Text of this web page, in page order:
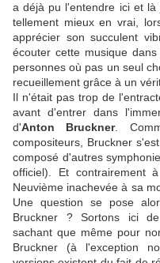
a déjà pu l'entendre ici et
tellement mieux en vrai,
apprécier son succulent
écouter cette musique
personnes où pas un seul
recueillement grâce à un
Il n'était pas trop de
avant d'entrer dans
d'Anton Bruckner.
compositeurs, Bruckner
composé d'autres
officiel). Et contrairement
Neuvième inachevée à sa
Une question se pose
Bruckner ? Sortons ici
sachant que même pour
Bruckner (à l'exception